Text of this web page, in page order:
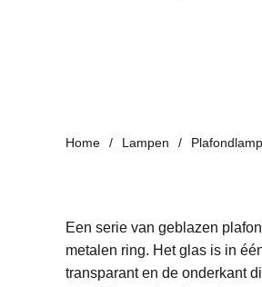
Home Lampen
Een serie van geblazen
metalen ring. Het glas is in
transparant en de onderkant